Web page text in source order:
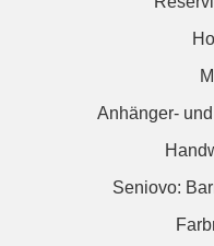
Anhänger-
Seniovo: